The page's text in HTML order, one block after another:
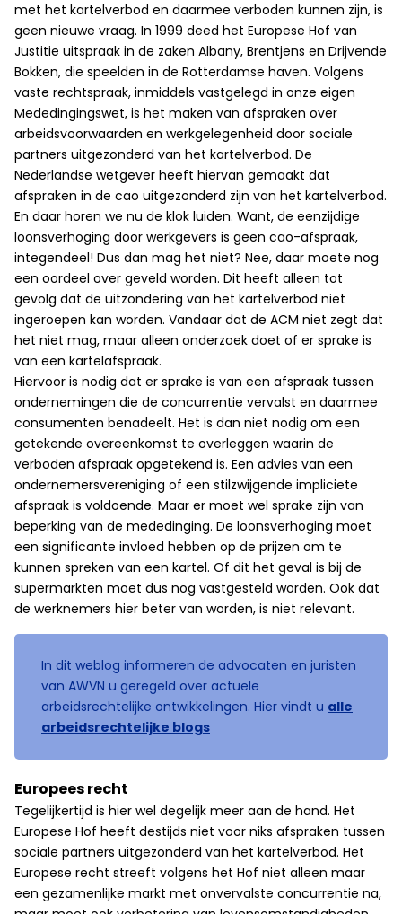
met het kartelverbod en daarmee verboden kunnen zijn, is
geen nieuwe vraag. In 1999 deed het Europese Hof van
Justitie uitspraak in de zaken Albany, Brentjens en Drijvende
Bokken, die speelden in de Rotterdamse haven. Volgens
vaste rechtspraak, inmiddels vastgelegd in onze eigen
Mededingingswet, is het maken van afspraken over
arbeidsvoorwaarden en werkgelegenheid door sociale
partners uitgezonderd van het kartelverbod. De
Nederlandse wetgever heeft hiervan gemaakt dat
afspraken in de cao uitgezonderd zijn van het kartelverbod.
En daar horen we nu de klok luiden. Want, de eenzijdige
loonsverhoging door werkgevers is geen cao-afspraak,
integendeel! Dus dan mag het niet? Nee, daar moete nog
een oordeel over geveld worden. Dit heeft alleen tot
gevolg dat de uitzondering van het kartelverbod niet
ingeroepen kan worden. Vandaar dat de ACM niet zegt dat
het niet mag, maar alleen onderzoek doet of er sprake is
van een kartelafspraak.
Hiervoor is nodig dat er sprake is van een afspraak tussen
ondernemingen die de concurrentie vervalst en daarmee
consumenten benadeelt. Het is dan niet nodig om een
getekende overeenkomst te overleggen waarin de
verboden afspraak opgetekend is. Een advies van een
ondernemersvereniging of een stilzwijgende impliciete
afspraak is voldoende. Maar er moet wel sprake zijn van
beperking van de mededinging. De loonsverhoging moet
een significante invloed hebben op de prijzen om te
kunnen spreken van een kartel. Of dit het geval is bij de
supermarkten moet dus nog vastgesteld worden. Ook dat
de werknemers hier beter van worden, is niet relevant.
In dit weblog informeren de advocaten en juristen
van AWVN u geregeld over actuele
arbeidsrechtelijke ontwikkelingen. Hier vindt u alle
arbeidsrechtelijke blogs
Europees recht
Tegelijkertijd is hier wel degelijk meer aan de hand. Het
Europese Hof heeft destijds niet voor niks afspraken tussen
sociale partners uitgezonderd van het kartelverbod. Het
Europese recht streeft volgens het Hof niet alleen maar
een gezamenlijke markt met onvervalste concurrentie na,